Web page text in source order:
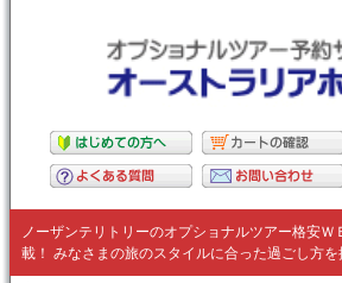
ノーザンテリトリーのオプショナルツアー格安Ｗ
載！ みなさまの旅のスタイルに合った過ごし方